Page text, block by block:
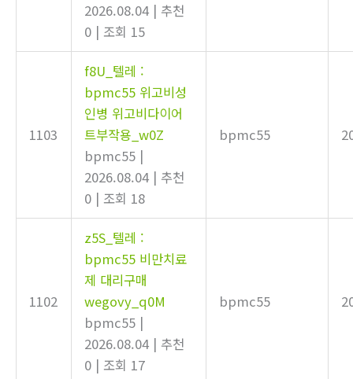
2026.08.04 | 추천
0 | 조회 15
1103
f8U_텔레 :
bpmc55 위고비성
인병 위고비다이어
트부작용_w0Z
bpmc55 |
2026.08.04 | 추천
0 | 조회 18
bpmc55
1102
z5S_텔레 :
bpmc55 비만치료
제 대리구매
wegovy_q0M
bpmc55 |
2026.08.04 | 추천
0 | 조회 17
bpmc55